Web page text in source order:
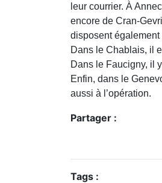
leur courrier. À
encore de Cran-
disposent
Dans le Chablais, il
Dans le Faucigny, il
Enfin, dans le
aussi à l’opération.
Partager :
Tags :